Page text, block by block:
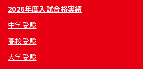
2026年度入試合格実績
中学受験
高校受験
大学受験